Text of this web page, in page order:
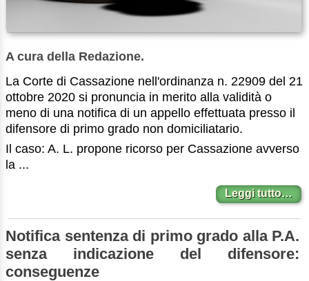
A cura della Redazione.
La Corte di Cassazione nell'ordinanza n. 22909 del 21
ottobre 2020 si pronuncia in merito alla validità o
meno di una notifica di un appello effettuata presso il
difensore di primo grado non domiciliatario.
Il caso: A. L. propone ricorso per Cassazione avverso
la ...
Leggi tutto…
Notifica sentenza di primo grado alla P.A.
senza indicazione del difensore:
conseguenze